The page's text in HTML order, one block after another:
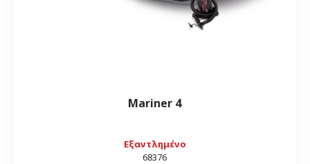
Εξαντλημένο
68376
Mariner 4